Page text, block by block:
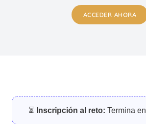
ACCEDER AHORA
⏳ Inscripción al reto: Termina en